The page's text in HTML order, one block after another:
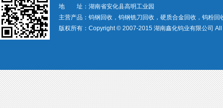
地 址：湖南省安化县高明工业园
主营产品：钨钢回收，钨钢铣刀回收，硬质合金回收，钨粉回
版权所有：Copyright © 2007-2015 湖南鑫化钨业有限公司